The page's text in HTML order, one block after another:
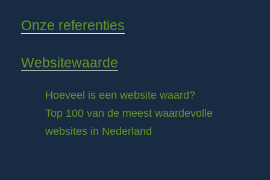
Onze referenties
Websitewaarde
Hoeveel is een website waard?
Top 100 van de meest waardevolle
websites in Nederland